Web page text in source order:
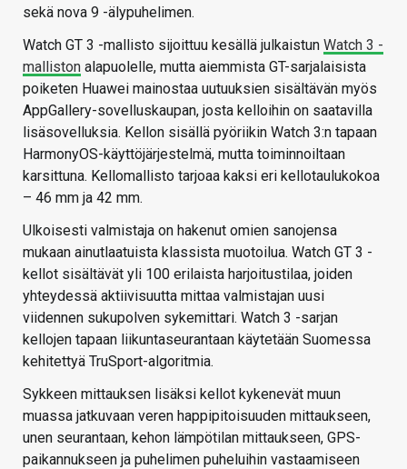
sekä nova 9 -älypuhelimen.
Watch GT 3 -mallisto sijoittuu kesällä julkaistun Watch 3 -
malliston alapuolelle, mutta aiemmista GT-sarjalaisista
poiketen Huawei mainostaa uutuuksien sisältävän myös
AppGallery-sovelluskaupan, josta kelloihin on saatavilla
lisäsovelluksia. Kellon sisällä pyöriikin Watch 3:n tapaan
HarmonyOS-käyttöjärjestelmä, mutta toiminnoiltaan
karsittuna. Kellomallisto tarjoaa kaksi eri kellotaulukokoa
– 46 mm ja 42 mm.
Ulkoisesti valmistaja on hakenut omien sanojensa
mukaan ainutlaatuista klassista muotoilua. Watch GT 3 -
kellot sisältävät yli 100 erilaista harjoitustilaa, joiden
yhteydessä aktiivisuutta mittaa valmistajan uusi
viidennen sukupolven sykemittari. Watch 3 -sarjan
kellojen tapaan liikuntaseurantaan käytetään Suomessa
kehitettyä TruSport-algoritmia.
Sykkeen mittauksen lisäksi kellot kykenevät muun
muassa jatkuvaan veren happipitoisuuden mittaukseen,
unen seurantaan, kehon lämpötilan mittaukseen, GPS-
paikannukseen ja puhelimen puheluihin vastaamiseen